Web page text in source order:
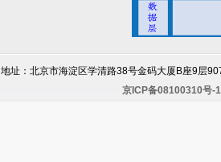
地址：北京市海淀区学清路38号金码大厦B座9层
京ICP备08100310号-1